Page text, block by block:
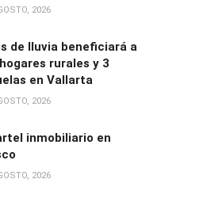
2026
de lluvia beneficiará a
rurales y 3
en Vallarta
2026
inmobiliario en
2026